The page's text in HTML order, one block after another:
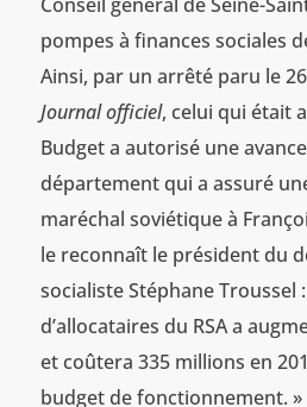
Conseil général de Seine-
pompes à finances sociales
Ainsi, par un arrêté paru le
Journal officiel, celui qui était
Budget a autorisé une
département qui a assuré
maréchal soviétique à
le reconnaît le président du
socialiste Stéphane Troussel
d’allocataires du RSA a
et coûtera 335 millions en
budget de fonctionnement.